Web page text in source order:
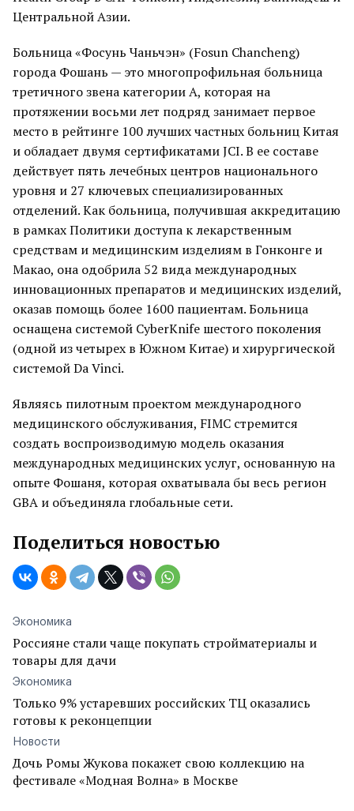
Центральной Азии.
Больница «Фосунь Чаньчэн» (Fosun Chancheng)
города Фошань — это многопрофильная больница
третичного звена категории A, которая на
протяжении восьми лет подряд занимает первое
место в рейтинге 100 лучших частных больниц Китая
и обладает двумя сертификатами JCI. В ее составе
действует пять лечебных центров национального
уровня и 27 ключевых специализированных
отделений. Как больница, получившая аккредитацию
в рамках Политики доступа к лекарственным
средствам и медицинским изделиям в Гонконге и
Макао, она одобрила 52 вида международных
инновационных препаратов и медицинских изделий,
оказав помощь более 1600 пациентам. Больница
оснащена системой CyberKnife шестого поколения
(одной из четырех в Южном Китае) и хирургической
системой Da Vinci.
Являясь пилотным проектом международного
медицинского обслуживания, FIMC стремится
создать воспроизводимую модель оказания
международных медицинских услуг, основанную на
опыте Фошаня, которая охватывала бы весь регион
GBA и объединяла глобальные сети.
Поделиться новостью
Экономика
Россияне стали чаще покупать стройматериалы и
товары для дачи
Экономика
Только 9% устаревших российских ТЦ оказались
готовы к реконцепции
Новости
Дочь Ромы Жукова покажет свою коллекцию на
фестивале «Модная Волна» в Москве